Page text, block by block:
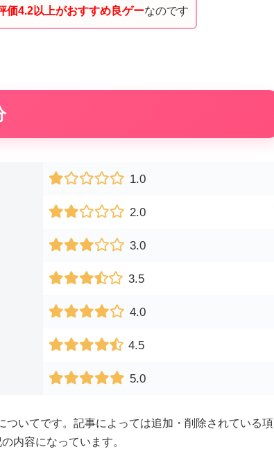
価4.2以上がおすすめ良ゲーなのです
1.0
2.0
3.0
3.5
4.0
4.5
5.0
ついてです。記事によっては追加・削除されている項
内容になっています。